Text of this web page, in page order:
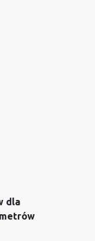
dla